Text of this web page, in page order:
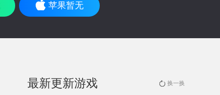
苹果暂无
最新更新游戏 换一换